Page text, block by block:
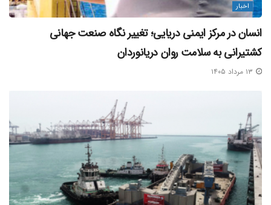
منبع خبر
اخبار
انسان در مرکز ایمنی دریایی؛ تغییر نگاه صنعت جهانی
کشتیرانی به سلامت روان دریانوردان